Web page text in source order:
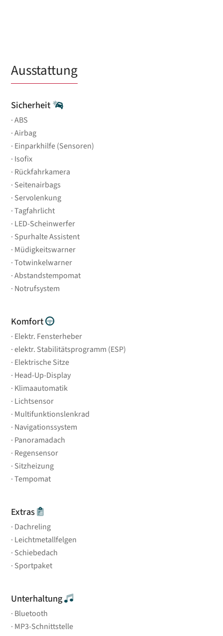
Ausstattung
Sicherheit
ABS
Airbag
Einparkhilfe (Sensoren)
Isofix
Rückfahrkamera
Seitenairbags
Servolenkung
Tagfahrlicht
LED-Scheinwerfer
Spurhalte Assistent
Müdigkeitswarner
Totwinkelwarner
Abstandstempomat
Notrufsystem
Komfort
Elektr. Fensterheber
elektr. Stabilitätsprogramm (ESP)
Elektrische Sitze
Head-Up-Display
Klimaautomatik
Lichtsensor
Multifunktionslenkrad
Navigationssystem
Panoramadach
Regensensor
Sitzheizung
Tempomat
Extras
Dachreling
Leichtmetallfelgen
Schiebedach
Sportpaket
Unterhaltung
Bluetooth
MP3-Schnittstelle